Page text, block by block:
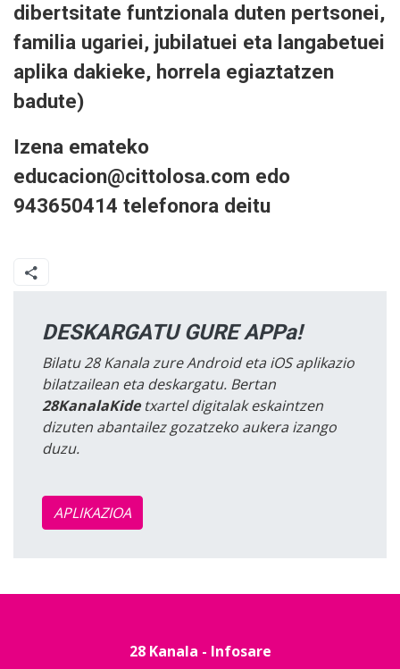
dibertsitate funtzionala duten pertsonei,
familia ugariei, jubilatuei eta langabetuei
aplika dakieke, horrela egiaztatzen
badute)
Izena emateko
educacion@cittolosa.com edo
943650414 telefonora deitu
DESKARGATU GURE APPa!
Bilatu 28 Kanala zure Android eta iOS aplikazio
bilatzailean eta deskargatu. Bertan
28KanalaKidetxartel digitalak eskaintzen
dizuten abantailez gozatzeko aukera izango
duzu.
APLIKAZIOA
28 Kanala - Infosare